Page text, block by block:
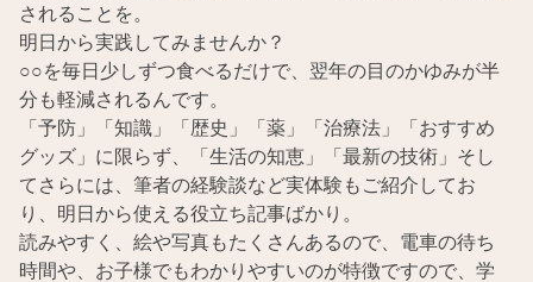
されることを。
明日から実践してみませんか？
○○を毎日少しずつ食べるだけで、翌年の目のかゆみが半
分も軽減されるんです。
「予防」「知識」「歴史」「薬」「治療法」「おすすめ
グッズ」に限らず、「生活の知恵」「最新の技術」そし
てさらには、筆者の経験談など実体験もご紹介してお
り、明日から使える役立ち記事ばかり。
読みやすく、絵や写真もたくさんあるので、電車の待ち
時間や、お子様でもわかりやすいのが特徴ですので、学